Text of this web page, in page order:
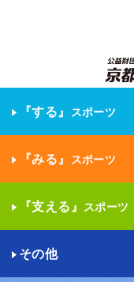
『する』 スポーツ
『みる』 スポーツ
『支える』 スポーツ
その他